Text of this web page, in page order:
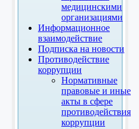
медицинскими
организациями
Информационное
взаимодействие
Подписка на новости
Противодействие
коррупции
Нормативные
правовые и иные
акты в сфере
противодействия
коррупции